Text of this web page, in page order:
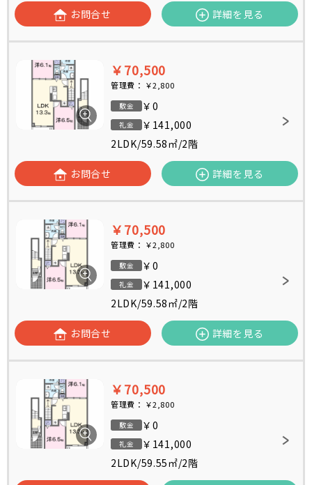
お問合せ 詳細を見る
￥70,500
管理費： ￥2,800
敷金 ￥0
礼金
￥141,000
2LDK/59.58㎡/2階
お問合せ 詳細を見る
￥70,500
管理費： ￥2,800
敷金 ￥0
礼金
￥141,000
2LDK/59.58㎡/2階
お問合せ 詳細を見る
￥70,500
管理費： ￥2,800
敷金 ￥0
礼金
￥141,000
2LDK/59.55㎡/2階